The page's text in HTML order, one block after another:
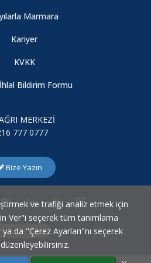
2025 Akademik Yılı Programı
Marmara
Kariyer
KVKK
Bildirim Formu
MERKEZİ
777 0777
Bize Yazın
Ayarları
ve trafiği analiz etmek için
Ver"i seçerek tüm tanımlama
da "Çerez Ayarları"nı seçerek